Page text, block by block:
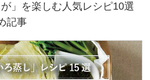
」を楽しむ人気レシピ10選
記事